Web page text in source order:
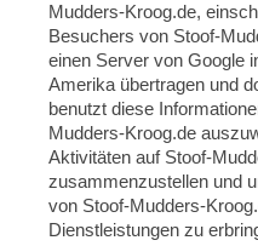
Mudders-Kroog.de,
Besuchers von Stoof-
einen Server von Google
Amerika übertragen und
benutzt diese
Mudders-Kroog.de
Aktivitäten auf Stoof-
zusammenzustellen und
von Stoof-Mudders-
Dienstleistungen zu